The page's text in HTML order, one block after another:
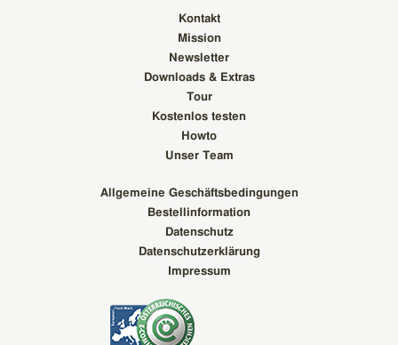
Kontakt
Mission
Newsletter
Downloads & Extras
Tour
Kostenlos testen
Howto
Unser Team
Allgemeine Geschäftsbedingungen
Bestellinformation
Datenschutz
Datenschutzerklärung
Impressum